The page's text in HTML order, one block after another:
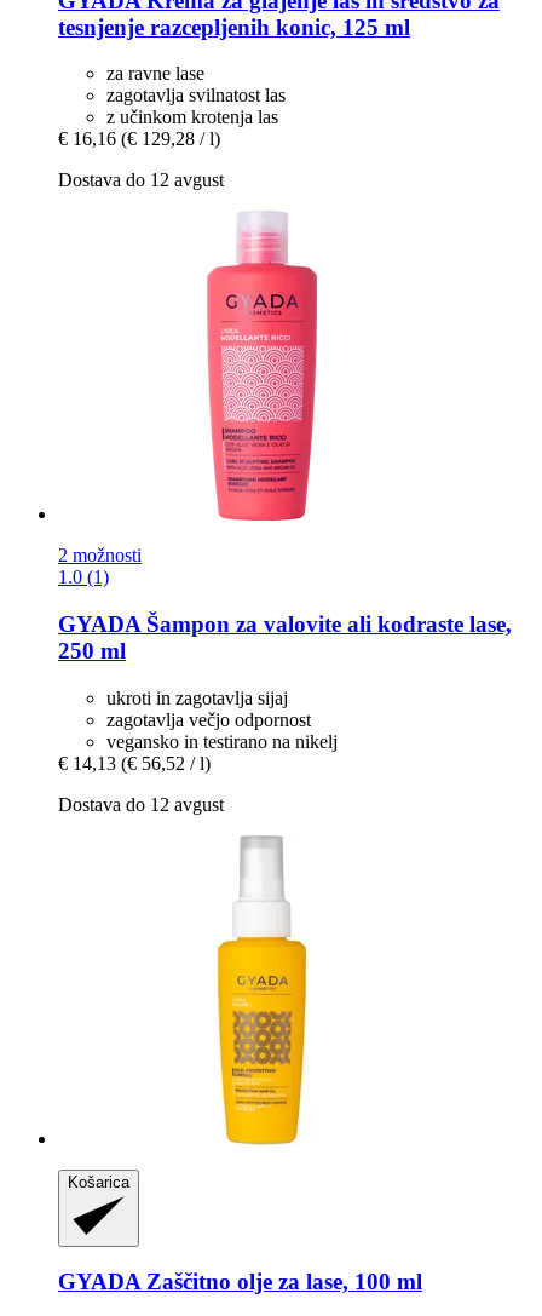
tesnjenje razcepljenih konic, 125 ml
za ravne lase
zagotavlja svilnatost las
z učinkom krotenja las
€ 16,16 (€ 129,28 / l)
Dostava do 12 avgust
2 možnosti
1.0 (1)
GYADA Šampon za valovite ali kodraste lase,
250 ml
ukroti in zagotavlja sijaj
zagotavlja večjo odpornost
vegansko in testirano na nikelj
€ 14,13 (€ 56,52 / l)
Dostava do 12 avgust
Košarica
GYADAZaščitno olje za lase, 100 ml